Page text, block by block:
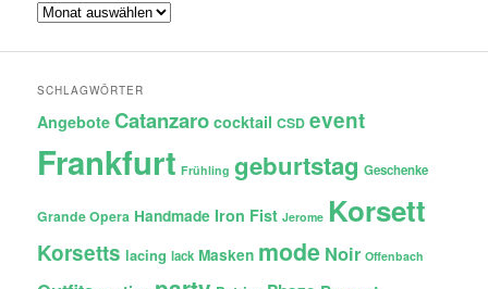
Archiv
SCHLAGWÖRTER
Angebote Catanzaro cocktail CSD event
Frankfurt Frühling geburtstag Geschenke
Grande Opera Handmade Iron Fist Jerome Korsett
Korsetts lacing lack Masken mode Noir Offenbach